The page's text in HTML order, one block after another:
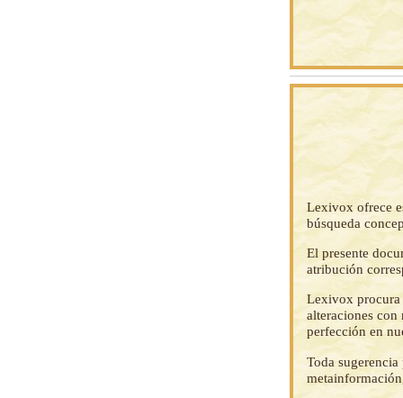
Lexivox ofrece
búsqueda
El presente
atribución
Lexivox procura
alteraciones
perfección en
Toda